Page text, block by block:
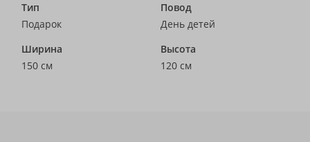
Тип
Подарок
Повод
День детей
Ширина
150 см
Высота
120 см